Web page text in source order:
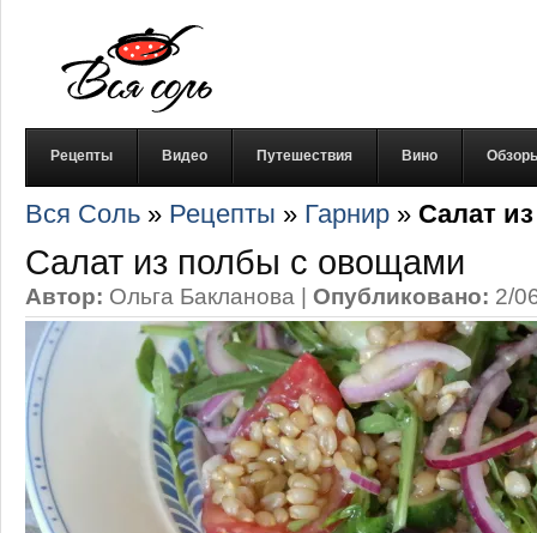
Рецепты Видео Путешествия Вино
Вся Соль » Рецепты » Гарнир » Салат
Салат из полбы с овощами
Автор: Ольга Бакланова | Опубликовано: 2/